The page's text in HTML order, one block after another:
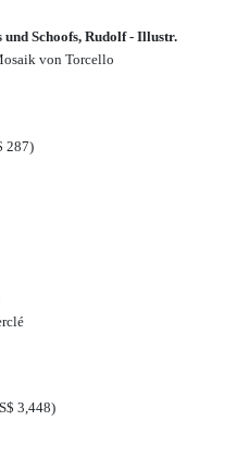
und Schoofs, Rudolf - Illustr.
von Torcello
287)
3,448)